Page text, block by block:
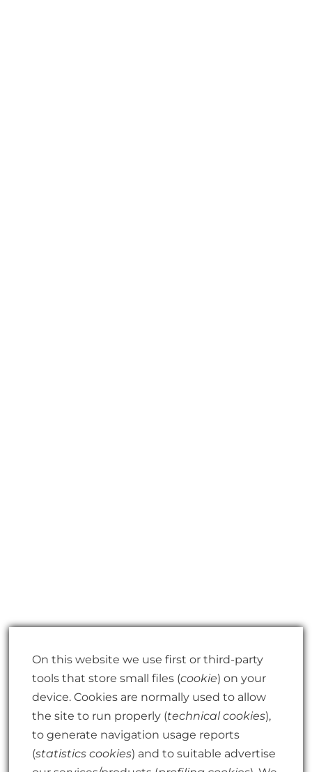
Condizioni Generali di Vendita
Note Legali
On this website we use first or third-party
tools that store small files (cookie) on your
device. Cookies are normally used to allow
the site to run properly (technical cookies),
to generate navigation usage reports
(statistics cookies) and to suitable advertise